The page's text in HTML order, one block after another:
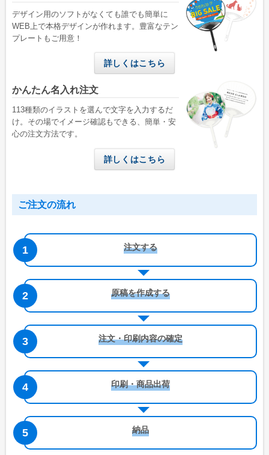
デザイン用のソフトがなくても誰でも簡単に
WEB上で本格デザインが作れます。豊富なテン
プレートもご用意！
詳しくはこちら
かんたん名入れ注文
113種類のイラストを選んで文字を入力するだ
け。その場でイメージ確認もできる、簡単・安
心の注文方法です。
詳しくはこちら
ご注文の流れ
注文する
原稿を作成する
注文・印刷内容の確定
印刷・商品出荷
納品